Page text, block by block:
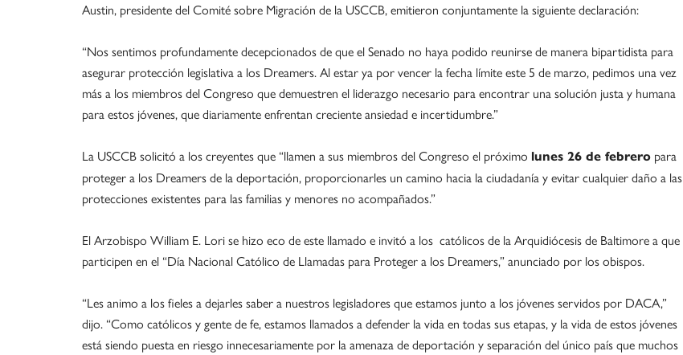
Austin, presidente del Comité sobre Migración de la USCCB, emitieron conjuntamente la siguiente declaración:
“Nos sentimos profundamente decepcionados de que el Senado no haya podido reunirse de manera bipartidista para
asegurar protección legislativa a los Dreamers. Al estar ya por vencer la fecha límite este 5 de marzo, pedimos una vez
más a los miembros del Congreso que demuestren el liderazgo necesario para encontrar una solución justa y humana
para estos jóvenes, que diariamente enfrentan creciente ansiedad e incertidumbre.”
La USCCB solicitó a los creyentes que “llamen a sus miembros del Congreso el próximo lunes 26 de febrero para
proteger a los Dreamers de la deportación, proporcionarles un camino hacia la ciudadanía y evitar cualquier daño a las
protecciones existentes para las familias y menores no acompañados.”
El Arzobispo William E. Lori se hizo eco de este llamado e invitó a los católicos de la Arquidiócesis de Baltimore a que
participen en el “Día Nacional Católico de Llamadas para Proteger a los Dreamers,” anunciado por los obispos.
“Les animo a los fieles a dejarles saber a nuestros legisladores que estamos junto a los jóvenes servidos por DACA,”
dijo. “Como católicos y gente de fe, estamos llamados a defender la vida en todas sus etapas, y la vida de estos jóvenes
está siendo puesta en riesgo innecesariamente por la amenaza de deportación y separación del único país que muchos